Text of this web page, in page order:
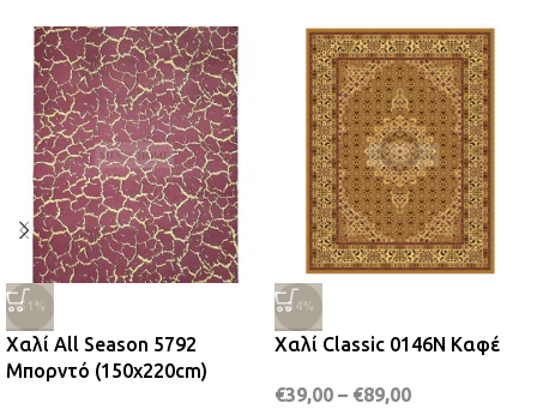
-51%
Χαλί All Season 5792
Μπορντό (150x220cm)
-34%
Χαλί Classic 0146N Καφέ
€39,00 – €89,00